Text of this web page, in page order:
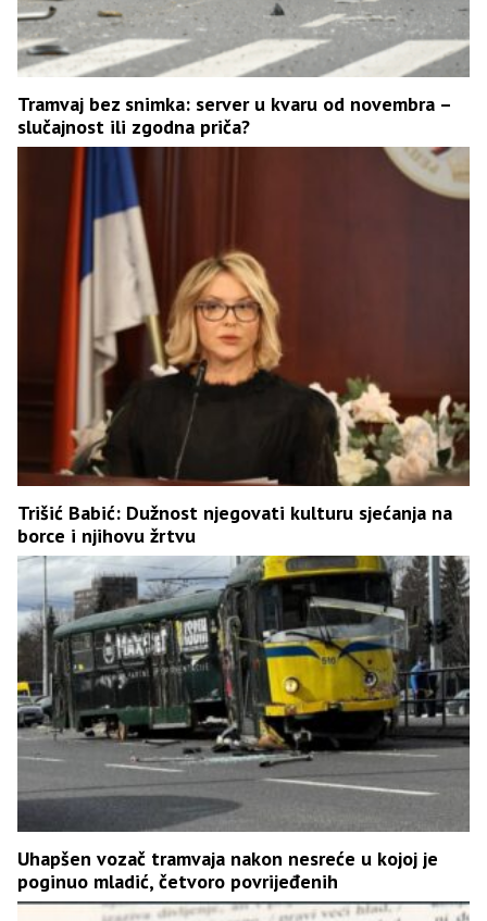
Tramvaj bez snimka: server u kvaru od novembra –
slučajnost ili zgodna priča?
Trišić Babić: Dužnost njegovati kulturu sjećanja na
borce i njihovu žrtvu
Uhapšen vozač tramvaja nakon nesreće u kojoj je
poginuo mladić, četvoro povrijeđenih